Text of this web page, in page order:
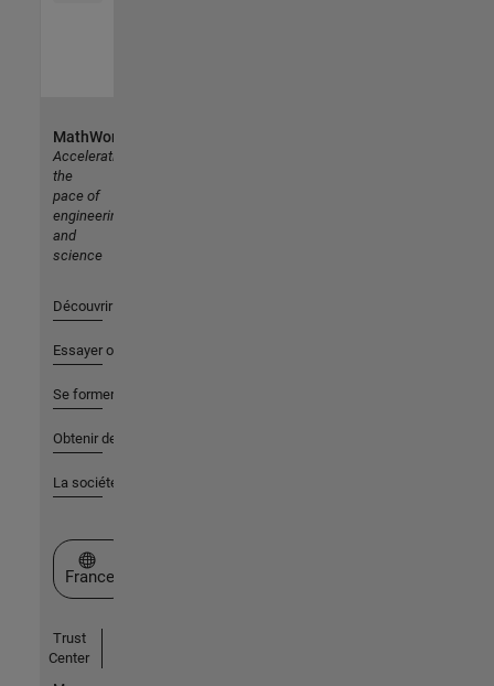
MathWorks
Accelerating
the
pace of
engineering
and
science
Découvrir les produits
Essayer ou acheter
Se former
Obtenir de l'aide
La société
Sélectionner un site web
France
Trust
Center